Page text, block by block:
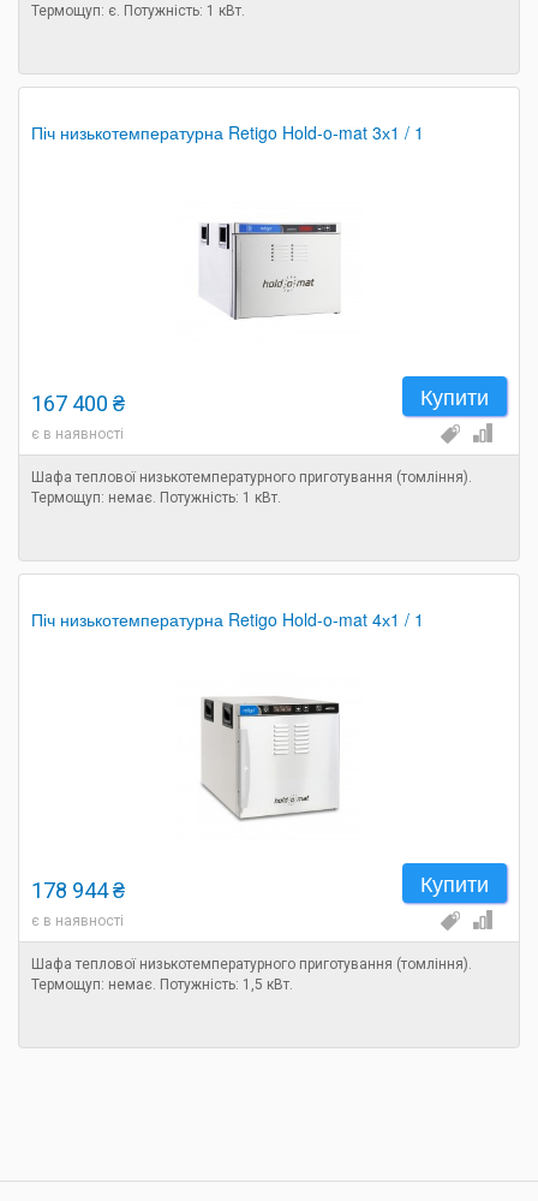
Термощуп: є. Потужність: 1 кВт.
Піч низькотемпературна Retigo Hold-o-mat 3х1 / 1
Купити
167 400 ₴
є в наявності
Шафа теплової низькотемпературного приготування (томління).
Термощуп: немає. Потужність: 1 кВт.
Піч низькотемпературна Retigo Hold-o-mat 4х1 / 1
Купити
178 944 ₴
є в наявності
Шафа теплової низькотемпературного приготування (томління).
Термощуп: немає. Потужність: 1,5 кВт.